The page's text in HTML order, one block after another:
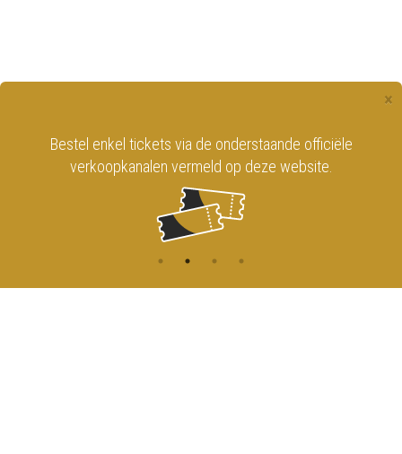
×
Bestel enkel tickets via de onderstaande officiële
verkoopkanalen vermeld op deze website.